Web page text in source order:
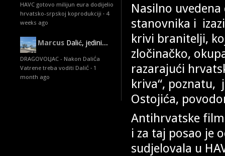
HAVC gotovo milijun eura dodijelio
hrvatsko-srpskoj koprodukciji · 4
weeks ago
Marcus Dalić, jedini...
DRAGOVOLJAC - Nakon Dalića
Vatrene treba voditi Dalić · 1
month ago
Nasilno
stanovnika i
krivi branitelji,
zločinačko,
razarajući
kriva“, poznatu,
Ostojića,
Antihrvatske
i za taj posao je
sudjelovala u